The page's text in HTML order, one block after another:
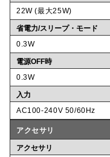
22W (最大25W)
省電力/スリープ・モード
0.3W
電源OFF時
0.3W
入力
AC100-240V 50/60Hz
アクセサリ
アクセサリ